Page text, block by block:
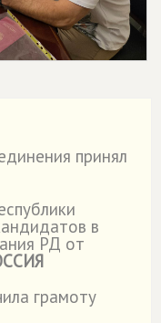
принял
в
РД от
грамоту